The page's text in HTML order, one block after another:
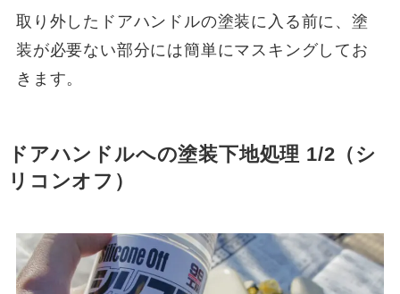
取り外したドアハンドルの塗装に入る前に、塗
装が必要ない部分には簡単にマスキングしてお
きます。
ドアハンドルへの塗装下地処理 1/2 （シ
リコンオフ）